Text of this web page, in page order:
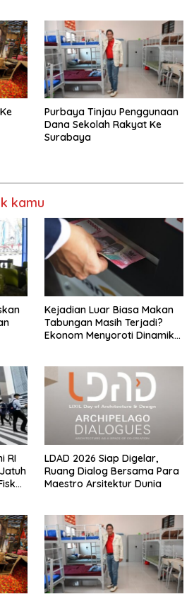
Purbaya Tinjau Penggunaan
Dana Sekolah Rakyat Ke
Surabaya
kamu
Kejadian Luar Biasa Makan
Tabungan Masih Terjadi?
Ekonom Menyoroti Dinamika
RI
LDAD 2026 Siap Digelar,
Ruang Dialog Bersama Para
Maestro Arsitektur Dunia